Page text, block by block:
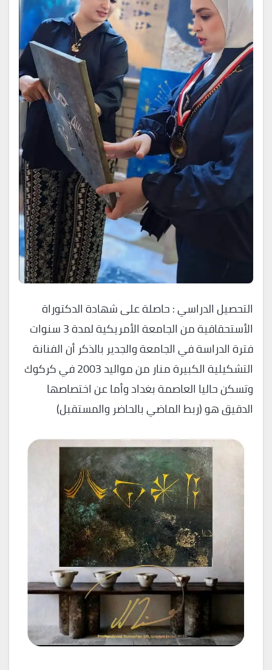
التحصيل الدراسي : حاصلة على شهادة الدكتوراة
الأستحقاقية من الجامعة الأمريكية لمدة 3 سنوات
فترة الدراسة في الجامعة والجدير بالذكر أن الفنانة
التشكيلية الكبيرة منار من مواليد 2003 في كركوك
وتسكن حاليا العاصمة بغداد وأما عن اختصاصها
الدقيق هو (ربط الماضي بالحاضر والمستقبل)